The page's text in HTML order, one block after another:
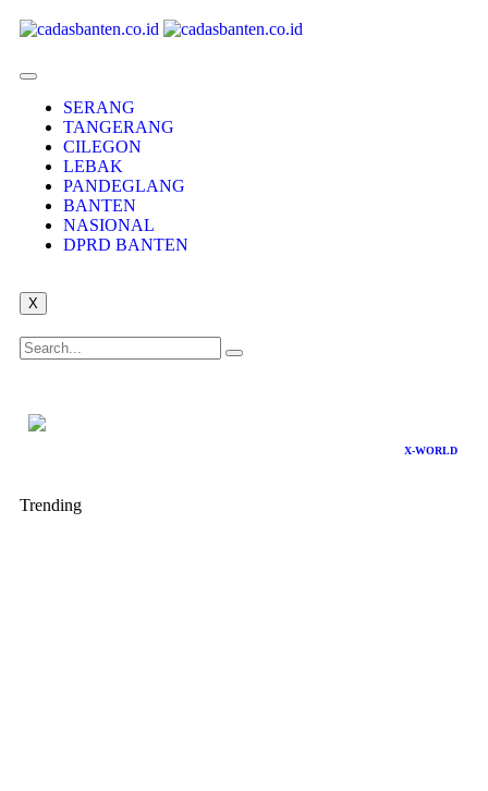
SERANG
TANGERANG
CILEGON
LEBAK
PANDEGLANG
BANTEN
NASIONAL
DPRD BANTEN
X
X-WORLD
Trending